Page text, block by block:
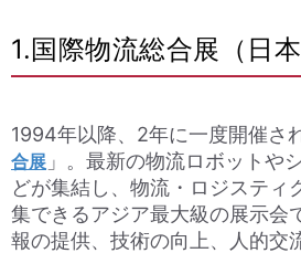
1.国際物流総合展（日本
1994年以降、2年に一度開催さ
合展 」。最新の物流ロボットや
どが集結し、物流・ロジスティ
集できるアジア最大級の展示会
報の提供、技術の向上、人的交